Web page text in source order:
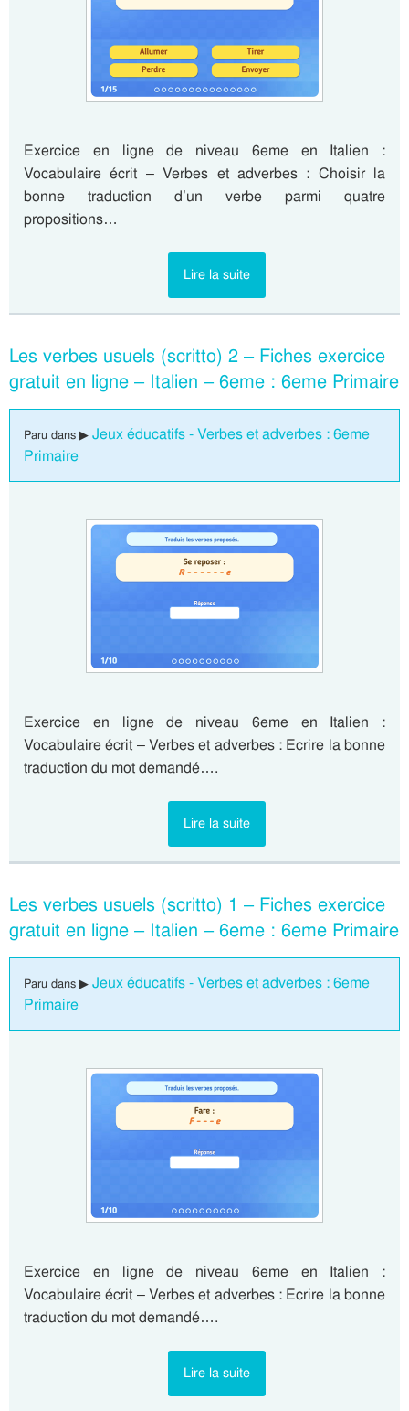
Exercice en ligne de niveau 6eme en Italien :
Vocabulaire écrit – Verbes et adverbes : Choisir la
bonne traduction d’un verbe parmi quatre
propositions…
Lire la suite
Les verbes usuels (scritto) 2 – Fiches exercice
gratuit en ligne – Italien – 6eme : 6eme Primaire
Paru dans ▶ Jeux éducatifs - Verbes et adverbes : 6eme
Primaire
Exercice en ligne de niveau 6eme en Italien :
Vocabulaire écrit – Verbes et adverbes : Ecrire la bonne
traduction du mot demandé….
Lire la suite
Les verbes usuels (scritto) 1 – Fiches exercice
gratuit en ligne – Italien – 6eme : 6eme Primaire
Paru dans ▶ Jeux éducatifs - Verbes et adverbes : 6eme
Primaire
Exercice en ligne de niveau 6eme en Italien :
Vocabulaire écrit – Verbes et adverbes : Ecrire la bonne
traduction du mot demandé….
Lire la suite